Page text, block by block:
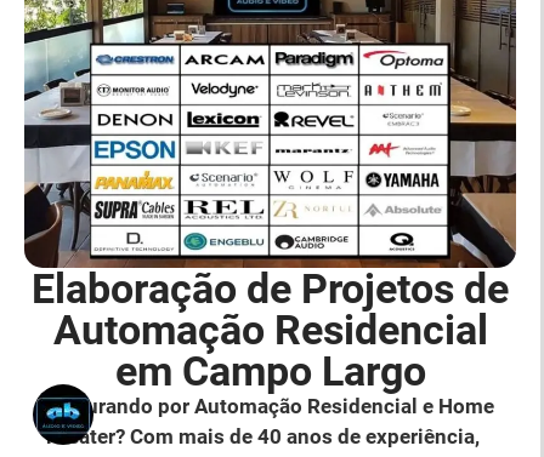
Elaboração de Projetos de
Automação Residencial
em Campo Largo
Procurando por Automação Residencial e Home
Theater? Com mais de 40 anos de experiência,